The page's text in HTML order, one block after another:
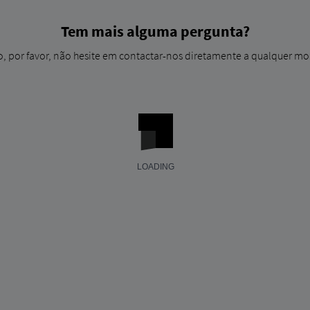
Tem mais alguma pergunta?
por favor, não hesite em contactar-nos diretamente a qualquer